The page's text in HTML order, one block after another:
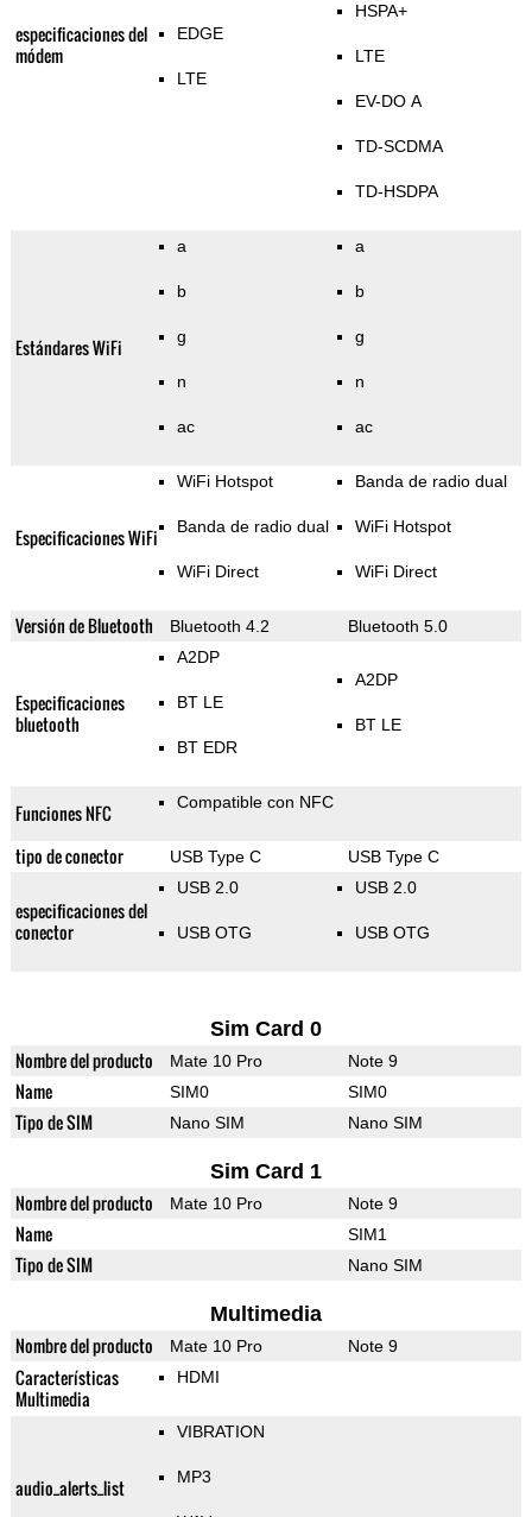
especificaciones del
módem
EDGE
LTE
HSPA+
LTE
EV-DO A
TD-SCDMA
TD-HSDPA
Estándares WiFi
a
b
g
n
ac
a
b
g
n
ac
Especificaciones WiFi
WiFi Hotspot
Banda de radio dual
WiFi Direct
Banda de radio dual
WiFi Hotspot
WiFi Direct
Versión de Bluetooth Bluetooth 4.2 Bluetooth 5.0
Especificaciones
bluetooth
A2DP
BT LE
BT EDR
A2DP
BT LE
Funciones NFC Compatible con NFC
tipo de conector USB Type C USB Type C
especificaciones del
conector
USB 2.0
USB OTG
USB 2.0
USB OTG
Sim Card 0
Nombre del producto Mate 10 Pro Note 9
Name SIM0 SIM0
Tipo de SIM Nano SIM Nano SIM
Sim Card 1
Nombre del producto Mate 10 Pro Note 9
Name SIM1
Tipo de SIM Nano SIM
Multimedia
Nombre del producto Mate 10 Pro Note 9
Características
Multimedia
HDMI
audio_alerts_list
VIBRATION
MP3